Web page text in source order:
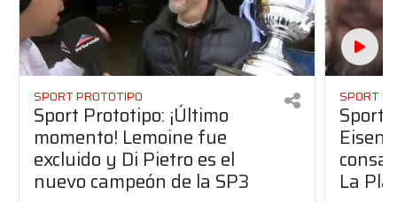
SPORT PROTOTIPO
Sport Prototipo: ¡Último
momento! Lemoine fue
excluido y Di Pietro es el
nuevo campeón de la SP3
SPORT
Sport
La